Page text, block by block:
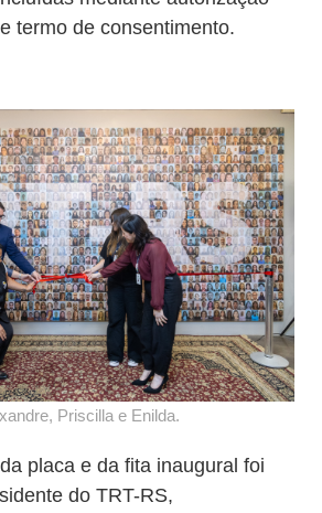
termo de consentimento.
Priscilla e Enilda.
placa e da fita inaugural foi
do TRT-RS,